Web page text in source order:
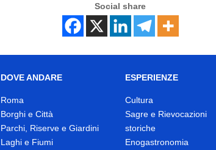
Social share
DOVE ANDARE
Roma
Borghi e Città
Parchi, Riserve e Giardini
Laghi e Fiumi
ESPERIENZE
Cultura
Sagre e Rievocazioni
storiche
Enogastronomia